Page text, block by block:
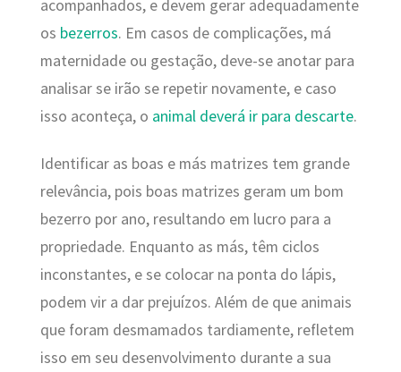
acompanhados, e devem gerar adequadamente
os bezerros. Em casos de complicações, má
maternidade ou gestação, deve-se anotar para
analisar se irão se repetir novamente, e caso
isso aconteça, o animal deverá ir para descarte.
Identificar as boas e más matrizes tem grande
relevância, pois boas matrizes geram um bom
bezerro por ano, resultando em lucro para a
propriedade. Enquanto as más, têm ciclos
inconstantes, e se colocar na ponta do lápis,
podem vir a dar prejuízos. Além de que animais
que foram desmamados tardiamente, refletem
isso em seu desenvolvimento durante a sua